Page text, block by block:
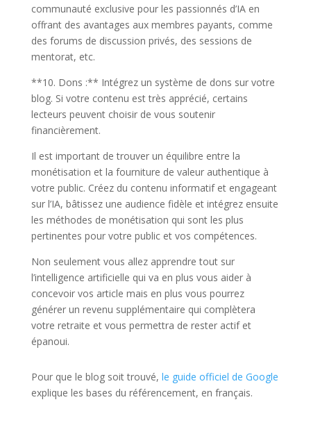
communauté exclusive pour les passionnés d’IA en
offrant des avantages aux membres payants, comme
des forums de discussion privés, des sessions de
mentorat, etc.
**10. Dons :** Intégrez un système de dons sur votre
blog. Si votre contenu est très apprécié, certains
lecteurs peuvent choisir de vous soutenir
financièrement.
Il est important de trouver un équilibre entre la
monétisation et la fourniture de valeur authentique à
votre public. Créez du contenu informatif et engageant
sur l’IA, bâtissez une audience fidèle et intégrez ensuite
les méthodes de monétisation qui sont les plus
pertinentes pour votre public et vos compétences.
Non seulement vous allez apprendre tout sur
l’intelligence artificielle qui va en plus vous aider à
concevoir vos article mais en plus vous pourrez
générer un revenu supplémentaire qui complètera
votre retraite et vous permettra de rester actif et
épanoui.
Pour que le blog soit trouvé, le guide officiel de Google
explique les bases du référencement, en français.